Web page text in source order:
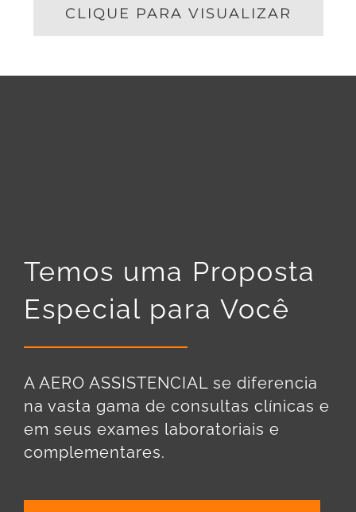
CLIQUE PARA VISUALIZAR
Temos uma Proposta
Especial para Você
A AERO ASSISTENCIAL se diferencia
na vasta gama de consultas clínicas e
em seus exames laboratoriais e
complementares.